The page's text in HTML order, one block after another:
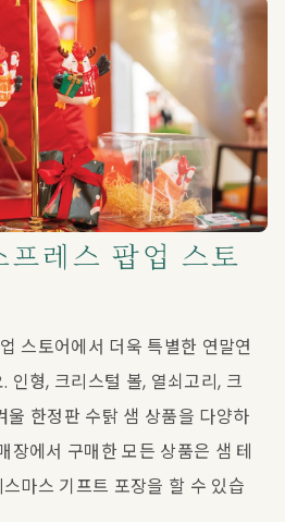
프레스 팝업 스토
스토어에서 더욱 특별한 연말연
인형, 크리스털 볼, 열쇠고리, 크
울 한정판 수탉 샘 상품을 다양하
장에서 구매한 모든 상품은 샘 테
마스 기프트 포장을 할 수 있습